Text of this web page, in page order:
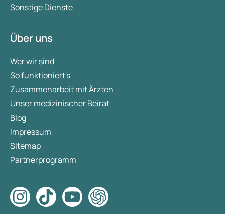
Sonstige Dienste
Über uns
Wer wir sind
So funktioniert's
Zusammenarbeit mit Ärzten
Unser medizinischer Beirat
Blog
Impressum
Sitemap
Partnerprogramm